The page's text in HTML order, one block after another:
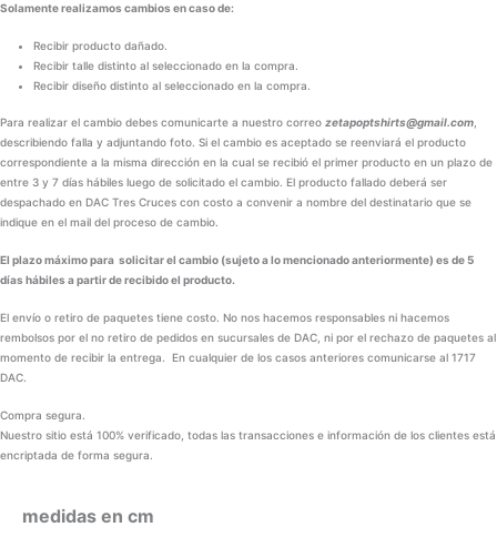
Solamente realizamos cambios en caso de:
Recibir producto dañado.
Recibir talle distinto al seleccionado en la compra.
Recibir diseño distinto al seleccionado en la compra.
Para realizar el cambio debes comunicarte a nuestro correo zetapoptshirts@gmail.com
describiendo falla y adjuntando foto. Si el cambio es aceptado se reenviará el producto
correspondiente a la misma dirección en la cual se recibió el primer producto en un plazo de
entre 3 y 7 días hábiles luego de solicitado el cambio. El producto fallado deberá ser
despachado en DAC Tres Cruces con costo a convenir a nombre del destinatario que se
indique en el mail del proceso de cambio.
El plazo máximo para solicitar el cambio (sujeto a lo mencionado anteriormente) es de 5
días hábiles a partir de recibido el producto.
El envío o retiro de paquetes tiene costo. No nos hacemos responsables ni hacemos
rembolsos por el no retiro de pedidos en sucursales de DAC, ni por el rechazo de paquetes al
momento de recibir la entrega. En cualquier de los casos anteriores comunicarse al 1717
DAC.
Compra segura.
Nuestro sitio está 100% verificado, todas las transacciones e información de los clientes está
encriptada de forma segura.
medidas en cm